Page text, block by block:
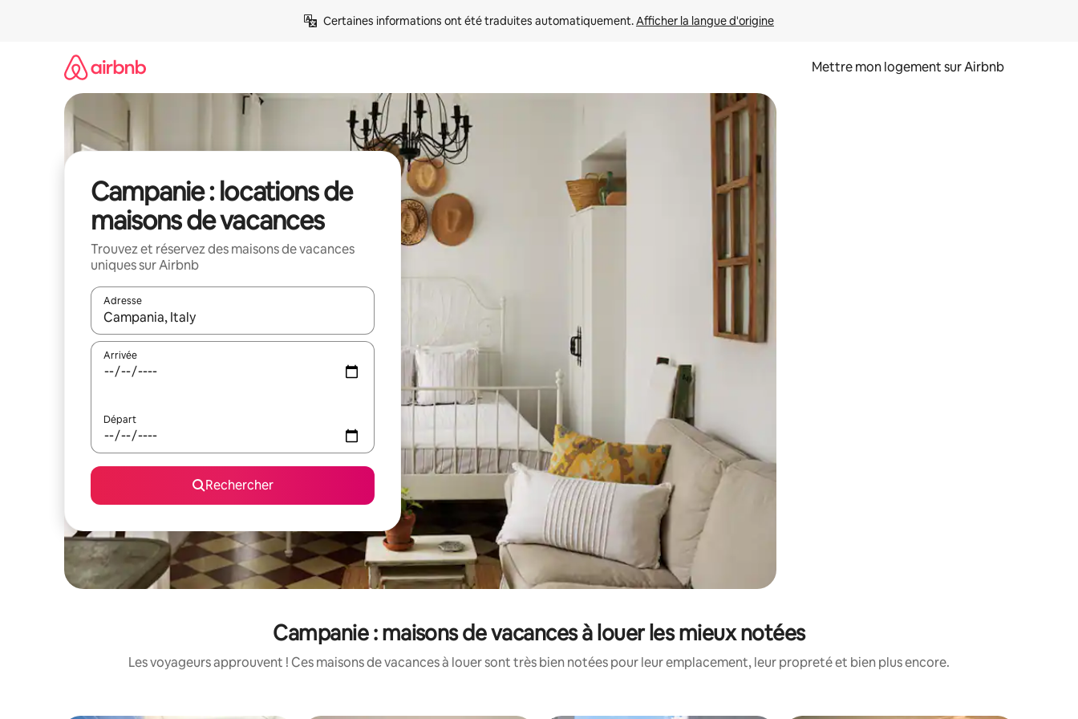
Certaines informations ont été traduites automatiquement. Afficher la langue d'origine
Mettre mon logement sur Airbnb
Campanie : locations de
maisons de vacances
Trouvez et réservez des maisons de vacances
uniques sur Airbnb
Adresse
Lorsque les résultats s'affichent, utilisez les flèches vers le haut et vers le bas pour les parcourir ou en appuyant et en faisant glisser.
Arrivée
Départ
Rechercher
Campanie : maisons de vacances à louer les mieux notées
Les voyageurs approuvent ! Ces maisons de vacances à louer sont très bien notées pour leur emplacement, leur propreté et bien plus encore.